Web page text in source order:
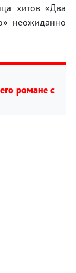
хитов «Два
неожиданно
романе с